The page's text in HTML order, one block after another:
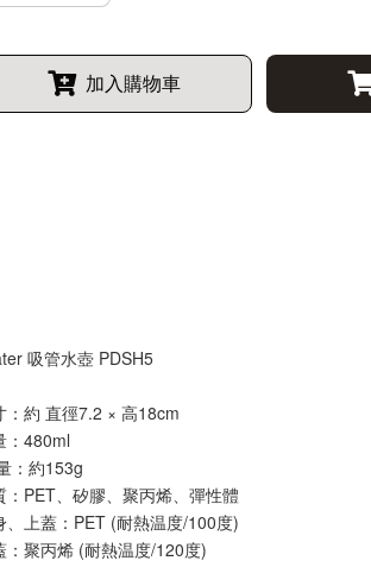
加入購物車
吸管水壺 PDSH5
：約 直徑7.2 × 高18cm
：480ml
：約153g
：PET、矽膠、聚丙烯、彈性體
、上蓋：PET (耐熱温度/100度)
：聚丙烯 (耐熱温度/120度)